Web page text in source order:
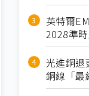
英特爾
2028準
光進銅
銅線「最